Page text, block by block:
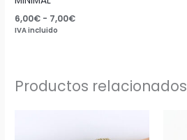
6,00€ - 7,00€
IVA incluido
Productos relacionados